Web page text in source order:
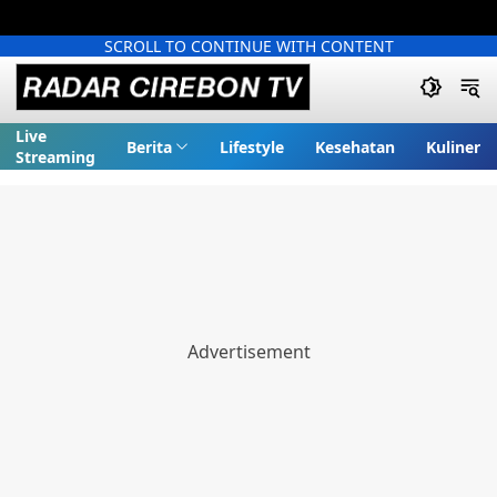
SCROLL TO CONTINUE WITH CONTENT
Live
Streaming
Berita Lifestyle Kesehatan Kuliner